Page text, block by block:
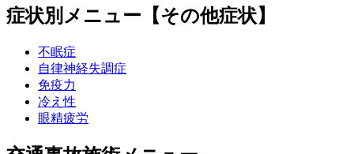
症状別メニュー【その他症状】
不眠症
自律神経失調症
免疫力
冷え性
眼精疲労